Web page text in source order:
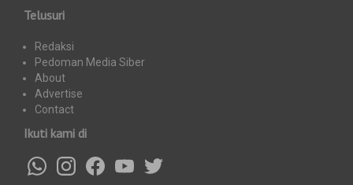
Telusuri
Redaksi
Pedoman Media Siber
About
Advertise
Contact
Ikuti kami di